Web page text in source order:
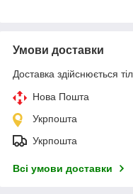
Умови доставки
Доставка здійснюється
Нова Пошта
Укрпошта
Укрпошта
Всі умови доставки